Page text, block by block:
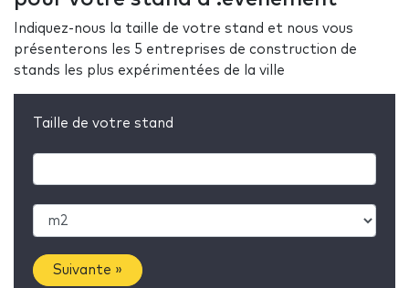
Indiquez-nous la taille de votre stand et nous vous
présenterons les 5 entreprises de construction de
stands les plus expérimentées de la ville
Taille de votre stand
Suivante »